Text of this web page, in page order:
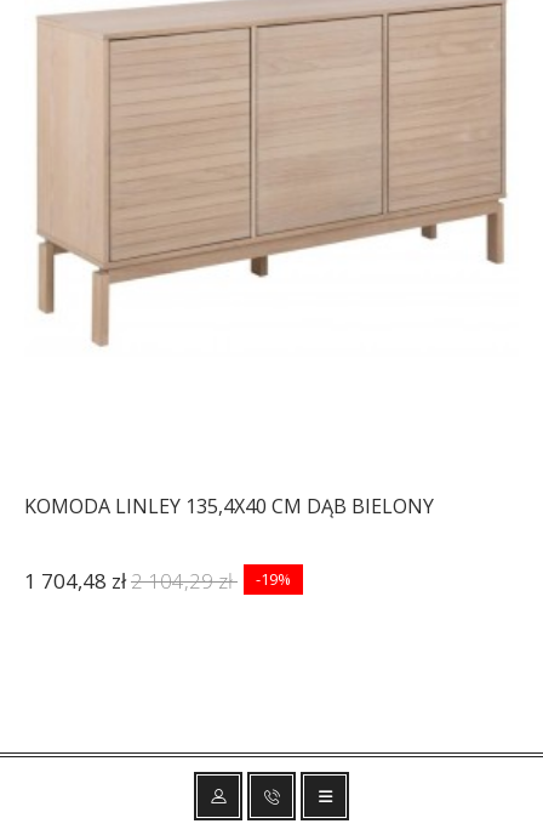
KOMODA LINLEY 135,4X40 CM DĄB BIELONY
1 704,48 zł2 104,29 zł -19%